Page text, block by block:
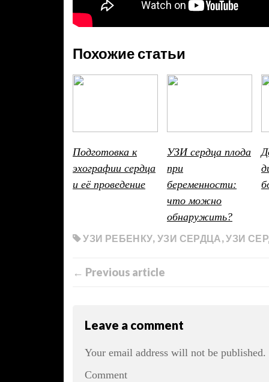
Похожие статьи
Подготовка к
эхографии сердца
и её проведение
УЗИ сердца плода
при
беременности:
что можно
обнаружить?
УЗИ РЕБЕНКУ,УЗИ СЕРДЦА,УЗИ
← Previous article
Leave a comment
Your email address will not be published.
Comment